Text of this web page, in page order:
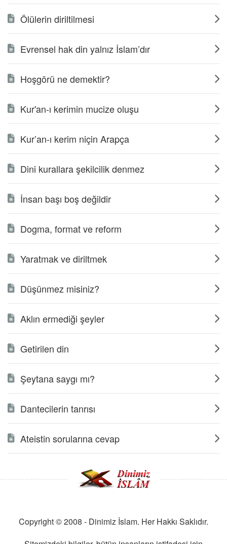
Ölülerin diriltilmesi
Evrensel hak din yalnız İslam’dır
Hoşgörü ne demektir?
Kur'an-ı kerimin mucize oluşu
Kur’an-ı kerim niçin Arapça
Dini kurallara şekilcilik denmez
İnsan başı boş değildir
Dogma, format ve reform
Yaratmak ve diriltmek
Düşünmez misiniz?
Aklın ermediği şeyler
Getirilen din
Şeytana saygı mı?
Dantecilerin tanrısı
Ateistin sorularına cevap
Copyright © 2008 - Dinimiz İslam. Her Hakkı Saklıdır.